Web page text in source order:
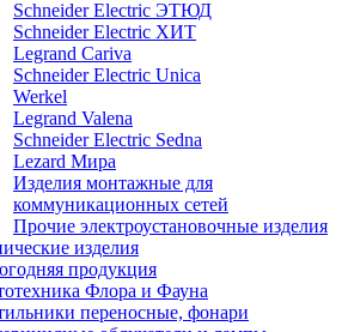
Schneider Electric ЭТЮД
Schneider Electric ХИТ
Legrand Cariva
Schneider Electric Unica
Werkel
Legrand Valena
Schneider Electric Sedna
Lezard Мира
Изделия монтажные для
коммуникационных сетей
Прочие электроустановочные изделия
изделия
продукция
Флора и Фауна
переносные, фонари